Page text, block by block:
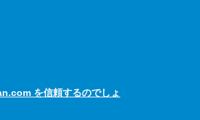
を信頼するのでしょ